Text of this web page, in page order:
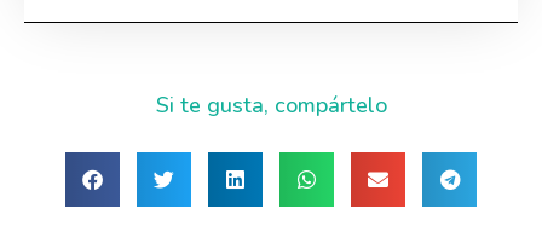
Si te gusta, compártelo